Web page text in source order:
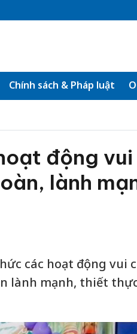
Chính sách & Pháp luật
động
lành
các hoạt động vui
lành mạnh, thiết